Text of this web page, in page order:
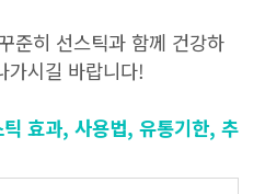
준히 선스틱과 함께 건강하
가시길 바랍니다!
효과, 사용법, 유통기한, 추